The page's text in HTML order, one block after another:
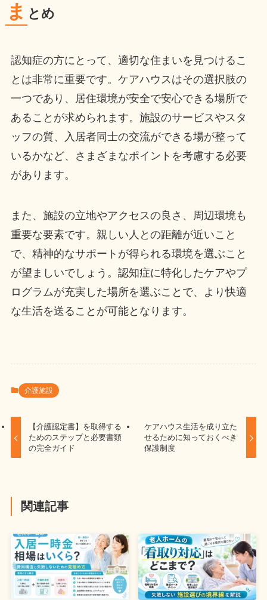
ま とめ
認知症の方にとって、適切な住まいを見つけるこ
とは非常に重要です。ケアハウスはその選択肢の
一つであり、居住環境が安全で安心できる場所で
あることが求められます。施設のサービスやスタ
ッフの質、入居者同士の交流ができる場が整って
いるかなど、さまざまなポイントを考慮する必要
があります。
また、施設の立地やアクセスの良さ、周辺環境も
重要な要素です。親しい人との距離が近いこと
で、精神的なサポートが得られる環境を選ぶこと
が望ましいでしょう。認知症に特化したケアやプ
ログラムが充実した場所を選ぶことで、より快適
な生活を送ることが可能となります。
介護施設
【介護認定書】を取得する
ためのステップと必要書類
の完全ガイド
ケアハウス生活を成り立た
せるために知っておくべき
保護制度
関連記事